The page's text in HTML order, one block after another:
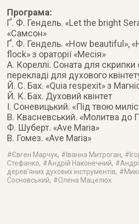
Програма:
Ґ. Ф. Гендель. «Let the bright
«Самсон»
Ґ. Ф. Гендель. «How beautiful»,
flock» з ораторії «Месія»
А. Кореллі. Соната для
перекладі для духового
Й. С. Бах. «Quia respexit» з
Й. К. Бах. Духовий квінтет
І. Соневицький. «Під твою
В. Квасневський. «Молитва до
Ф. Шуберт. «Ave Maria»
В. Гомез. «Ave Maria»
#Євген Марчук, #Іванна Митроган, #
Стефанко, #Андрій Наконечний, #
дерев’яних духових інструментів, #
Сосновський, #Олена Мацелюх